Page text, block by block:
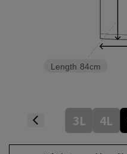
Length 84cm
3L 4L